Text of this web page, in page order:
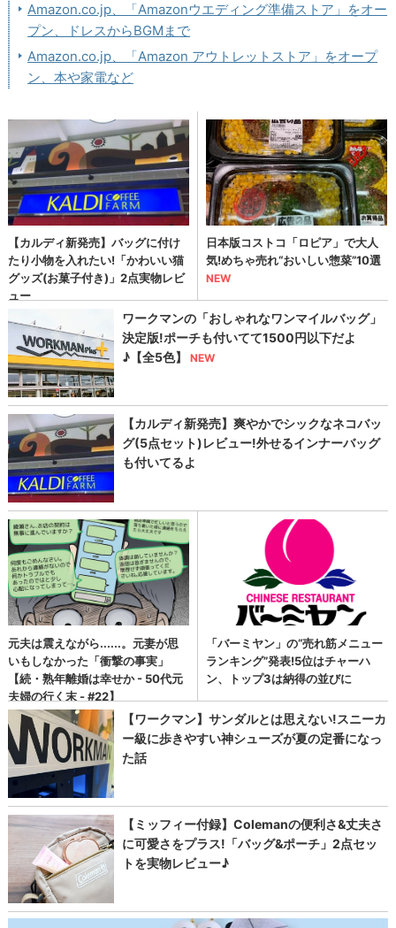
Amazon.co.jp、「Amazonウエディング準備ストア」をオー
プン、ドレスからBGMまで
Amazon.co.jp、「Amazon アウトレットストア」をオープ
ン、本や家電など